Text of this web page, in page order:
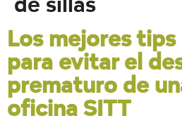
Los mejores
para evitar el
prematuro de
oficina SITT